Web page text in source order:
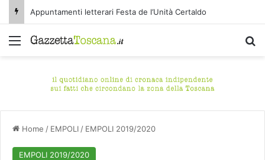
Appuntamenti letterari Festa de l’Unità Certaldo
Menu
Home / EMPOLI / EMPOLI 2019/2020
EMPOLI 2019/2020